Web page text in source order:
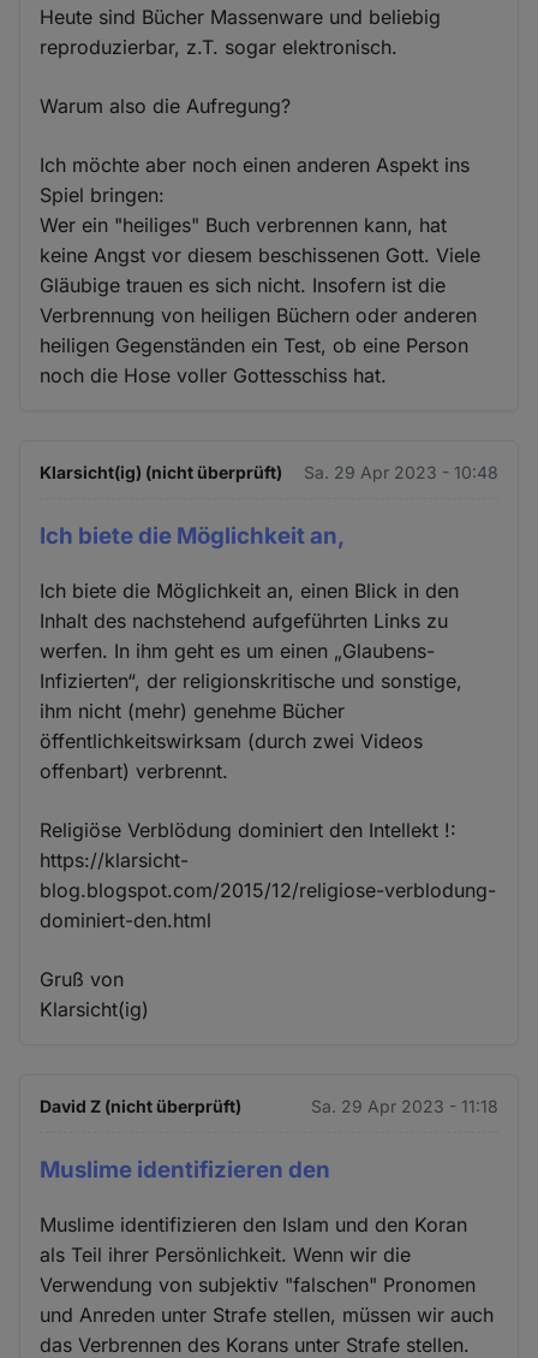
Heute sind Bücher Massenware und beliebig
reproduzierbar, z.T. sogar elektronisch.
Warum also die Aufregung?
Ich möchte aber noch einen anderen Aspekt ins
Spiel bringen:
Wer ein "heiliges" Buch verbrennen kann, hat
keine Angst vor diesem beschissenen Gott. Viele
Gläubige trauen es sich nicht. Insofern ist die
Verbrennung von heiligen Büchern oder anderen
heiligen Gegenständen ein Test, ob eine Person
noch die Hose voller Gottesschiss hat.
Klarsicht(ig) (nicht überprüft) Sa. 29 Apr 2023 - 10:48
Ich biete die Möglichkeit an,
Ich biete die Möglichkeit an, einen Blick in den
Inhalt des nachstehend aufgeführten Links zu
werfen. In ihm geht es um einen „Glaubens-
Infizierten“, der religionskritische und sonstige,
ihm nicht (mehr) genehme Bücher
öffentlichkeitswirksam (durch zwei Videos
offenbart) verbrennt.
Religiöse Verblödung dominiert den Intellekt !:
https://klarsicht-
blog.blogspot.com/2015/12/religiose-verblodung-
dominiert-den.html
Gruß von
Klarsicht(ig)
David Z (nicht überprüft) Sa. 29 Apr 2023 - 11:18
Muslime identifizieren den
Muslime identifizieren den Islam und den Koran
als Teil ihrer Persönlichkeit. Wenn wir die
Verwendung von subjektiv "falschen" Pronomen
und Anreden unter Strafe stellen, müssen wir auch
das Verbrennen des Korans unter Strafe stellen.